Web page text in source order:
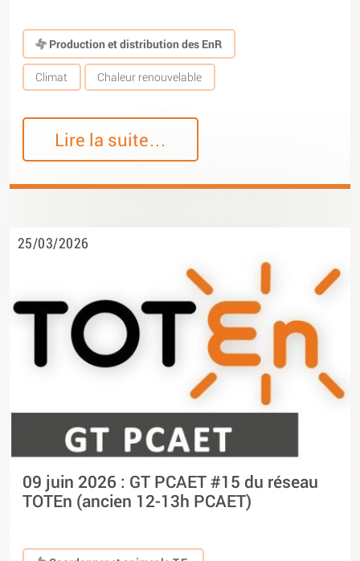
Production et distribution des EnR
Climat Chaleur renouvelable
Lire la suite…
25/03/2026
09 juin 2026 : GT PCAET #15 du réseau
TOTEn (ancien 12-13h PCAET)